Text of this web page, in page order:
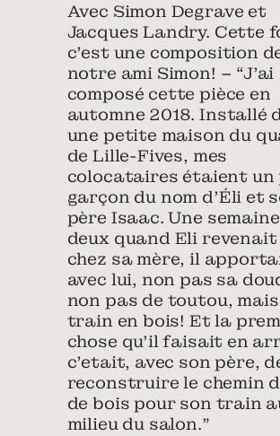
Avec Simon Degrave et
Jacques Landry. Cette
c’est une composition
notre ami Simon! – “J’ai
composé cette pièce en
automne 2018. Installé
une petite maison du
de Lille-Fives, mes
colocataires étaient
garçon du nom d’Éli et
père Isaac. Une
deux quand Eli revenait
chez sa mère, il
avec lui, non pas sa
non pas de toutou,
train en bois! Et la
chose qu’il faisait en
c’etait, avec son père,
reconstruire le chemin
de bois pour son train
milieu du salon.”